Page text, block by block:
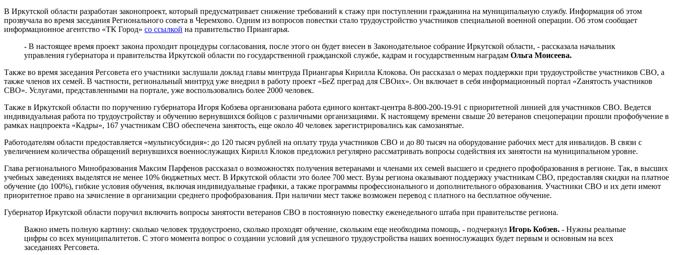
В Иркутской области разработан законопроект, который предусматривает снижение требований к стажу при поступлении гражданина на муниципальную службу. Информация об этом
прозвучала во время заседания Регионального совета в Черемхово. Одним из вопросов повестки стало трудоустройство участников специальной военной операции. Об этом сообщает
информационное агентство «ТК Город» со ссылкой на правительство Приангарья.
- В настоящее время проект закона проходит процедуры согласования, после этого он будет внесен в Законодательное собрание Иркутской области, - рассказала начальник
управления губернатора и правительства Иркутской области по государственной гражданской службе, кадрам и государственным наградам Ольга Моисеева.
Также во время заседания Регсовета его участники заслушали доклад главы минтруда Приангарья Кирилла Клокова. Он рассказал о мерах поддержки при трудоустройстве участников СВО, а
также членов их семей. В частности, региональный минтруд уже внедрил в работу проект «БеZ преград для СВОих». Он включает в себя информационный портал «Zанятость участников
СВО». Услугами, представленными на портале, уже воспользовались более 2000 человек.
Также в Иркутской области по поручению губернатора Игоря Кобзева организована работа единого контакт-центра 8-800-200-19-91 с приоритетной линией для участников СВО. Ведется
индивидуальная работа по трудоустройству и обучению вернувшихся бойцов с различными организациями. К настоящему времени свыше 20 ветеранов спецоперации прошли профобучение в
рамках нацпроекта «Кадры», 167 участникам СВО обеспечена занятость, еще около 40 человек зарегистрировались как самозанятые.
Работодателям области предоставляется «мультисубсидия»: до 120 тысяч рублей на оплату труда участников СВО и до 80 тысяч на оборудование рабочих мест для инвалидов. В связи с
увеличением количества обращений вернувшихся военнослужащих Кирилл Клоков предложил регулярно рассматривать вопросы содействия их занятости на муниципальном уровне.
Глава регионального Минобразования Максим Парфенов рассказал о возможностях получения ветеранами и членами их семей высшего и среднего профобразования в регионе. Так, в высших
учебных заведениях выделятся не менее 10% бюджетных мест. В Иркутской области это более 700 мест. Вузы региона оказывают поддержку участникам СВО, предоставляя скидки на платное
обучение (до 100%), гибкие условия обучения, включая индивидуальные графики, а также программы профессионального и дополнительного образования. Участники СВО и их дети имеют
приоритетное право на зачисление в организации среднего профобразования. При наличии мест также возможен перевод с платного на бесплатное обучение.
Губернатор Иркутской области поручил включить вопросы занятости ветеранов СВО в постоянную повестку еженедельного штаба при правительстве региона.
Важно иметь полную картину: сколько человек трудоустроено, сколько проходят обучение, скольким еще необходима помощь, - подчеркнул Игорь Кобзев. - Нужны реальные
цифры со всех муниципалитетов. С этого момента вопрос о создании условий для успешного трудоустройства наших военнослужащих будет первым и основным на всех
заседаниях Регсовета.